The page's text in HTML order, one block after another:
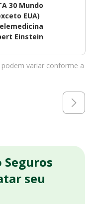
30 Mundo
EUA)
Einstein
variar conforme a
Seguros
seu